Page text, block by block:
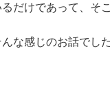
だけであって、そ
な感じのお話でした